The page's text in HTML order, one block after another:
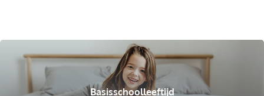
Basisschoolleeftijd